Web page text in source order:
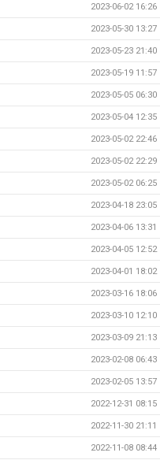
2023-06-02 16:26
2023-05-30 13:27
2023-05-23 21:40
2023-05-19 11:57
2023-05-05 06:30
2023-05-04 12:35
2023-05-02 22:46
2023-05-02 22:29
2023-05-02 06:25
2023-04-18 23:05
2023-04-06 13:31
2023-04-05 12:52
2023-04-01 18:02
2023-03-16 18:06
2023-03-10 12:10
2023-03-09 21:13
2023-02-08 06:43
2023-02-05 13:57
2022-12-31 08:15
2022-11-30 21:11
2022-11-08 08:44